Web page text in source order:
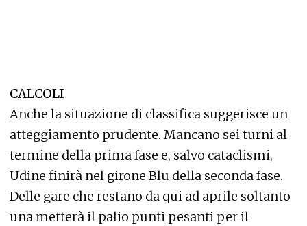
CALCOLI
Anche la situazione di classifica suggerisce un
atteggiamento prudente. Mancano sei turni al
termine della prima fase e, salvo cataclismi,
Udine finirà nel girone Blu della seconda fase.
Delle gare che restano da qui ad aprile soltanto
una metterà il palio punti pesanti per il